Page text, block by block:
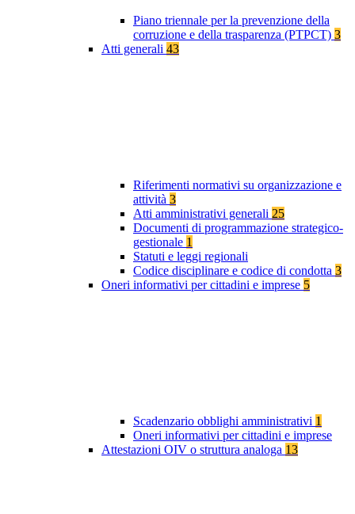
Piano triennale per la prevenzione della
corruzione e della trasparenza (PTPCT) 3
Atti generali 43
Riferimenti normativi su organizzazione e
attività 3
Atti amministrativi generali 25
Documenti di programmazione strategico-
gestionale 1
Statuti e leggi regionali
Codice disciplinare e codice di condotta 3
Oneri informativi per cittadini e imprese 5
Scadenzario obblighi amministrativi 1
Oneri informativi per cittadini e imprese
Attestazioni OIV o struttura analoga 13